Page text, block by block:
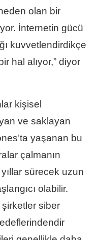
olan bir
İnternetin gücü
kuvvetlendirdikçe
hal alıyor,” diyor
kişisel
ve saklayan
yaşanan bu
çalmanın
sürecek uzun
olabilir.
siber